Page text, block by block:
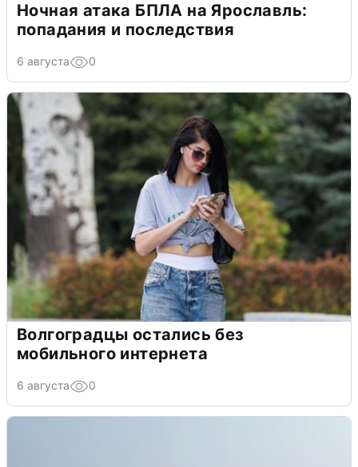
Ночная атака БПЛА на Ярославль:
попадания и последствия
6 августа 0
Волгоградцы остались без
мобильного интернета
6 августа 0